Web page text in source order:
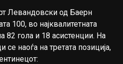
Левандовски од Баерн
100, во најквалитетната
82 гола и 18 асистенции. На
се наоѓа на третата позиција,